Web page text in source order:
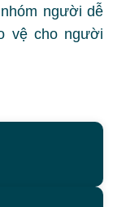
người dễ
vệ cho người